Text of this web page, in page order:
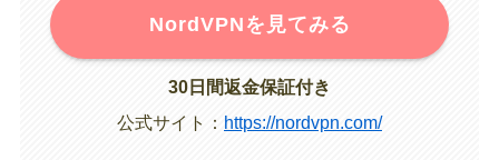
NordVPNを見てみる
30日間返金保証付き
公式サイト： https://nordvpn.com/